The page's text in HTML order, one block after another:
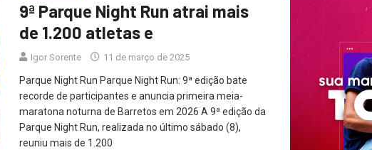
9ª Parque Night Run atrai mais
de 1.200 atletas e
Igor Sorente 11 de março de 2025
Parque Night Run Parque Night Run: 9ª edição bate
recorde de participantes e anuncia primeira meia-
maratona noturna de Barretos em 2026 A 9ª edição da
Parque Night Run, realizada no último sábado (8),
reuniu mais de 1.200